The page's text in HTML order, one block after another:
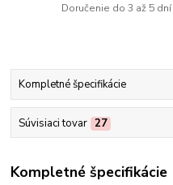
Doručenie do 3 až 5 dní
Kompletné špecifikácie
Súvisiaci tovar 27
Kompletné špecifikácie